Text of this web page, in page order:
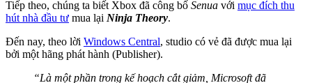
Tiếp theo, chúng ta biết Xbox đã công bố Senua với mục đích thu
hút nhà đầu tư mua lại Ninja Theory.
Đến nay, theo lời Windows Central, studio có vẻ đã được mua lại
bởi một hãng phát hành (Publisher).
“Là một phần trong kế hoạch cắt giảm, Microsoft đã